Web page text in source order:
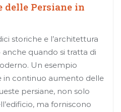
delle Persiane in
storiche e l’architettura
quando si tratta di
Un esempio
in continuo aumento delle
persiane, non solo
ma forniscono